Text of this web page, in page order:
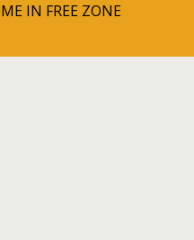
IN FREE ZONE